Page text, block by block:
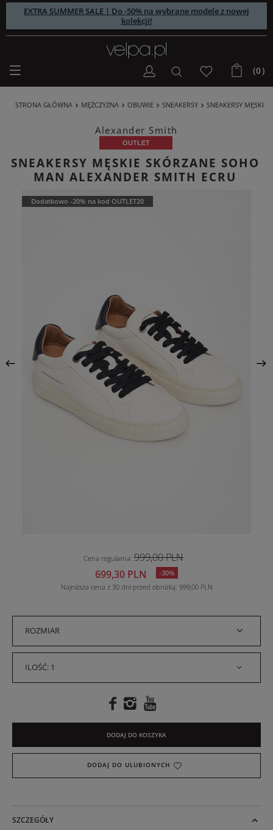
EXTRA SUMMER SALE | Do -50% na wybrane modele z nowej
kolekcji!
(0)
STRONA GŁÓWNA MĘŻCZYZNA OBUWIE SNEAKERSY SNEAKERSY MĘSKIE
Alexander Smith
OUTLET
SNEAKERSY MĘSKIE SKÓRZANE SOHO
MAN ALEXANDER SMITH ECRU
Dodatkowo -20% na kod OUTLET20
Cena regularna: 999,00 PLN
699,30 PLN
-30%
Najniższa cena z 30 dni przed obniżką 999,00 PLN
ROZMIAR
ILOŚĆ: 1
DODAJ DO KOSZYKA
DODAJ DO ULUBIONYCH
SZCZEGÓŁY